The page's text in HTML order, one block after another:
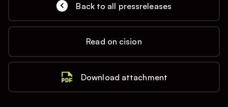
Back to all pressreleases
Read on cision
Download attachment